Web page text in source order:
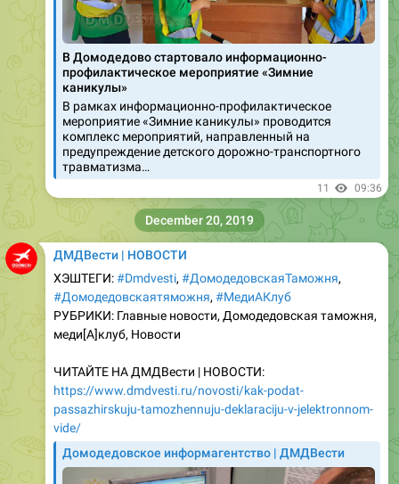
В Домодедово стартовало информационно-
профилактическое мероприятие «Зимние
В рамках информационно-профилактическое
мероприятие «Зимние каникулы» проводится
комплекс мероприятий, направленный на
предупреждение детского дорожно-транспортного
травматизма…
11 09:36
ДМДВести | НОВОСТИ
ХЭШТЕГИ:#Dmdvesti,#ДомодедовскаяТаможня,
#Домодедовскаятяможня
РУБРИКИ: Главные новости, Домодедовская таможня,
меди[A]клуб, Новости
ЧИТАЙТЕ НА ДМДВести | НОВОСТИ:
passazhirskuju-tamozhennuju-deklaraciju-v-jelektronnom-
vide/
Домодедовское информагентство | ДМДВести
December 20, 2019